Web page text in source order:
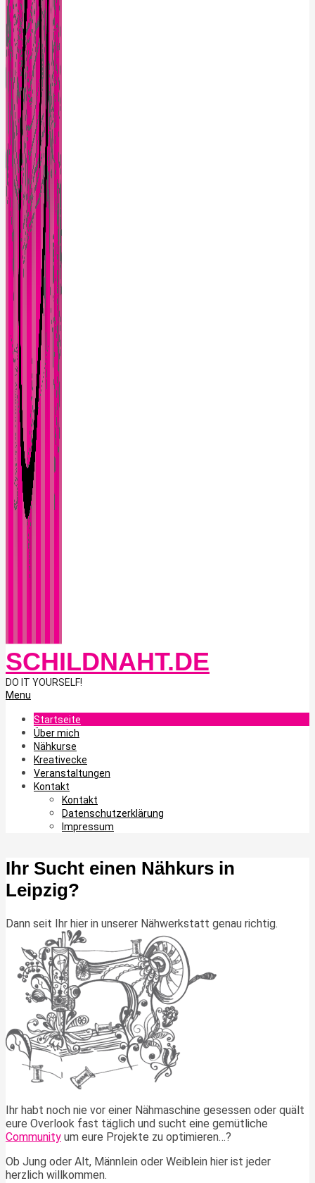
SCHILDNAHT.DE
DO IT YOURSELF!
Primary
Menu
Menu
Startseite
Über mich
Nähkurse
Kreativecke
Veranstaltungen
Kontakt
Kontakt
Datenschutzerklärung
Impressum
Ihr Sucht einen Nähkurs in
Leipzig?
Dann seit Ihr hier in unserer Nähwerkstatt genau richtig.
Ihr habt noch nie vor einer Nähmaschine gesessen oder quält
eure Overlook fast täglich und sucht eine gemütliche
Community um eure Projekte zu optimieren…?
Ob Jung oder Alt, Männlein oder Weiblein hier ist jeder
herzlich willkommen.